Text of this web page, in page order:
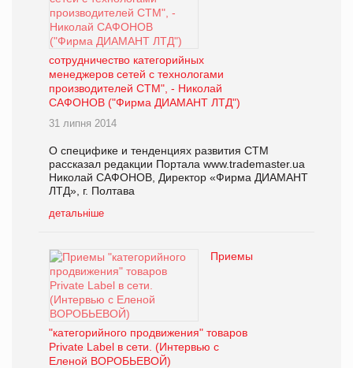
сотрудничество категорийных
менеджеров сетей с технологами
производителей СТМ", - Николай
САФОНОВ ("Фирма ДИАМАНТ ЛТД")
31 липня 2014
О специфике и тенденциях развития СТМ
рассказал редакции Портала www.trademaster.ua
Николай САФОНОВ, Директор «Фирма ДИАМАНТ
ЛТД», г. Полтава
детальніше
Приемы
"категорийного продвижения" товаров
Private Label в сети. (Интервью с
Еленой ВОРОБЬЕВОЙ)